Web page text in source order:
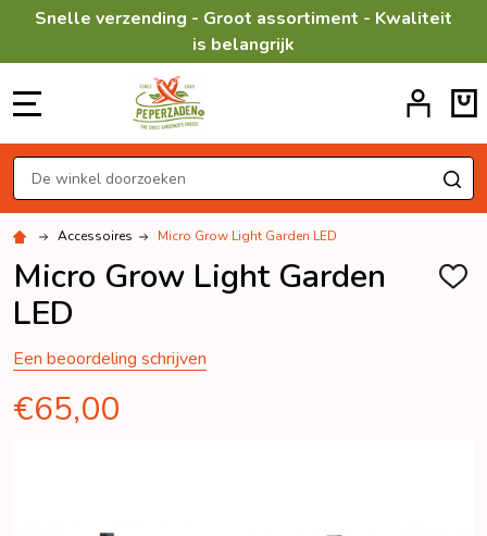
Snelle verzending - Groot assortiment - Kwaliteit
is belangrijk
Zoeken
Accessoires Micro Grow Light Garden LED
Micro Grow Light Garden
LED
Een beoordeling schrijven
€65,00